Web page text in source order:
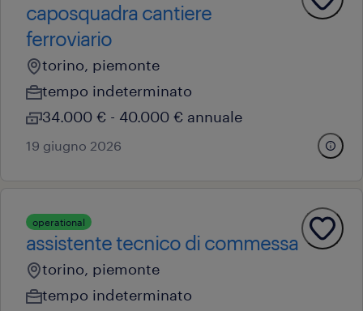
caposquadra cantiere
ferroviario
torino, piemonte
tempo indeterminato
34.000 € - 40.000 € annuale
19 giugno 2026
operational
assistente tecnico di commessa
torino, piemonte
tempo indeterminato